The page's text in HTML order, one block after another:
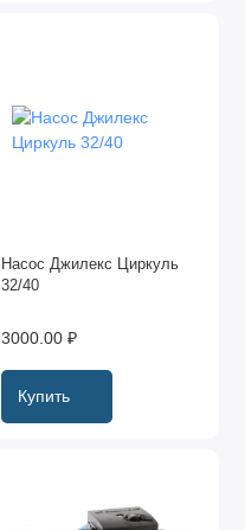
Насос Джилекс Циркуль
32/40
3000.00 ₽
Купить